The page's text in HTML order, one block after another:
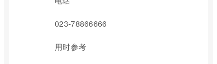
023-78866666
用时参考